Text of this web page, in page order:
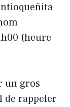
(heure
un gros
de rappeler